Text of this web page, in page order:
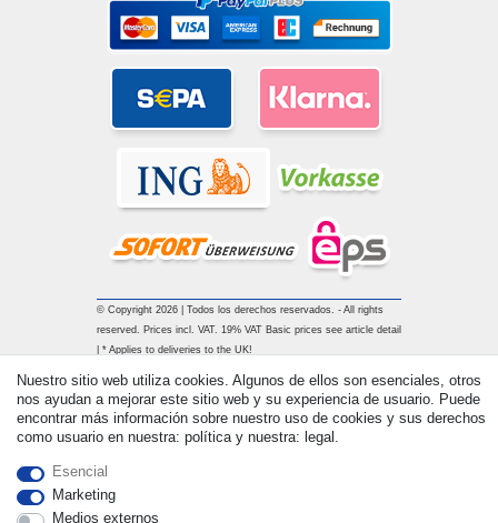
© Copyright 2026 | Todos los derechos reservados. - All rights
reserved. Prices incl. VAT. 19% VAT Basic prices see article detail
| * Applies to deliveries to the UK!
Nuestro sitio web utiliza cookies. Algunos de ellos son esenciales, otros
nos ayudan a mejorar este sitio web y su experiencia de usuario. Puede
encontrar más información sobre nuestro uso de cookies y sus derechos
como usuario en nuestra: política y nuestra: legal.
Esencial
Marketing
Medios externos
Withdraw from contract here Contacto